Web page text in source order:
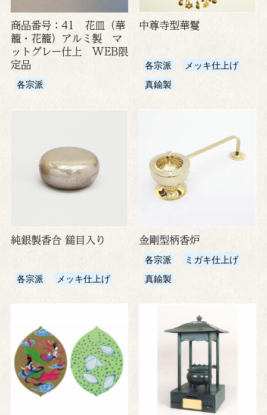
商品番号：41 花皿（華
籠・花籠）アルミ製 マ
ットグレー仕上 WEB限
定品
各宗派
中尊寺型華鬘
各宗派
メッキ仕上げ
真鍮製
純銀製香合 鎚目入り
各宗派 メッキ仕上げ
金剛型柄香炉
各宗派
ミガキ仕上げ
真鍮製